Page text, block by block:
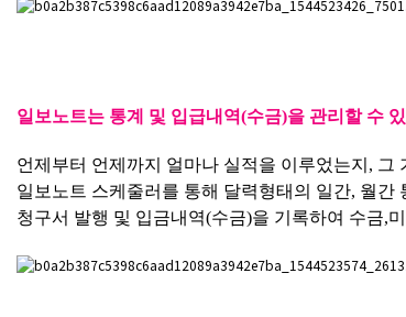
일보노트는 통계 및 입급내역(수금)을 관리할 수
언제부터 언제까지 얼마나 실적을 이루었는지,
일보노트 스케줄러를 통해 달력형태의 일간, 월간
청구서 발행 및 입금내역(수금)을 기록하여 수금,